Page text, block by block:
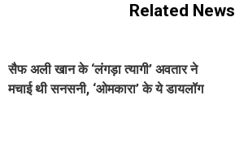
Related News
सैफ अली खान के ‘लंगड़ा त्यागी’ अवतार ने
मचाई थी सनसनी, ‘ओमकारा’ के ये डायलॉग